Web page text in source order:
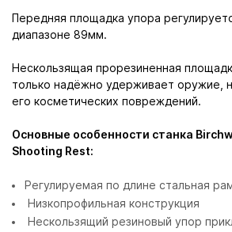
Передняя площадка упора
диапазоне 89мм.
Нескользящая прорезиненная
только надёжно удерживает оружие,
его косметических повреждений.
Основные особенности станка
Shooting Rest:
Регулируемая по длине стальная
Низкопрофильная конструкция
Нескользящий резиновый упор